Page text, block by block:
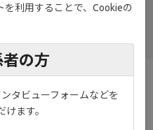
お問い合わせ
利用することで、Cookieの
の方
タビューフォームなどを
けます。